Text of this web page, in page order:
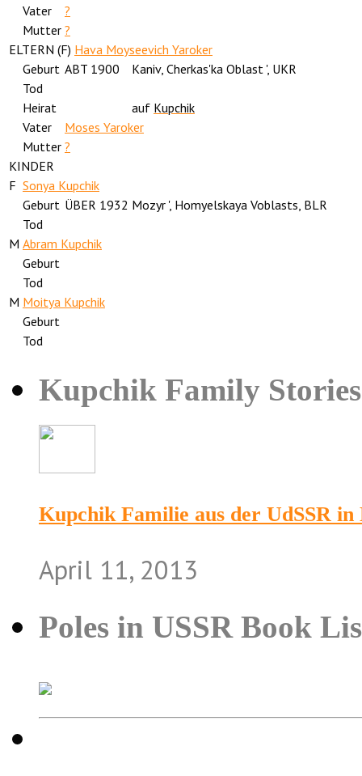
Vater
?
Mutter ?
ELTERN (F) Hava Moyseevich Yaroker
Geburt ABT 1900
Kaniv, Cherkas'ka Oblast ', UKR
Tod
Heirat
auf Kupchik
Vater
Moses Yaroker
Mutter ?
KINDER
F Sonya Kupchik
Geburt ÜBER 1932 Mozyr ', Homyelskaya Voblasts, BLR
Tod
M Abram Kupchik
Geburt
Tod
M Moitya Kupchik
Geburt
Tod
Kupchik Family Stories
Kupchik Familie aus der UdSSR in
April 11, 2013
Poles in USSR Book